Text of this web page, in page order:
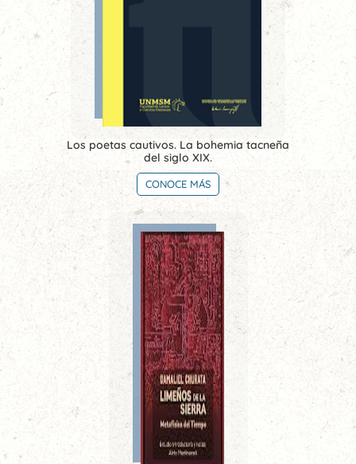
Los poetas cautivos. La bohemia tacneña
del siglo XIX.
CONOCE MÁS